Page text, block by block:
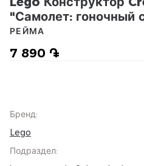
"Самолет: гоночный
7 890 ֏
РЕЙМА
Бренд:
Lego
Подраздел: